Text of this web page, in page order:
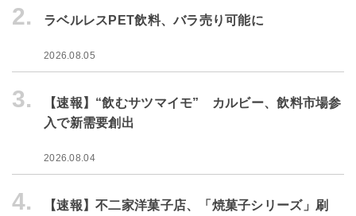
2. ラベルレスPET飲料、バラ売り可能に
2026.08.05
3.
【速報】“飲むサツマイモ” カルビー、飲料市場参
入で新需要創出
2026.08.04
4.
【速報】不二家洋菓子店、「焼菓子シリーズ」刷